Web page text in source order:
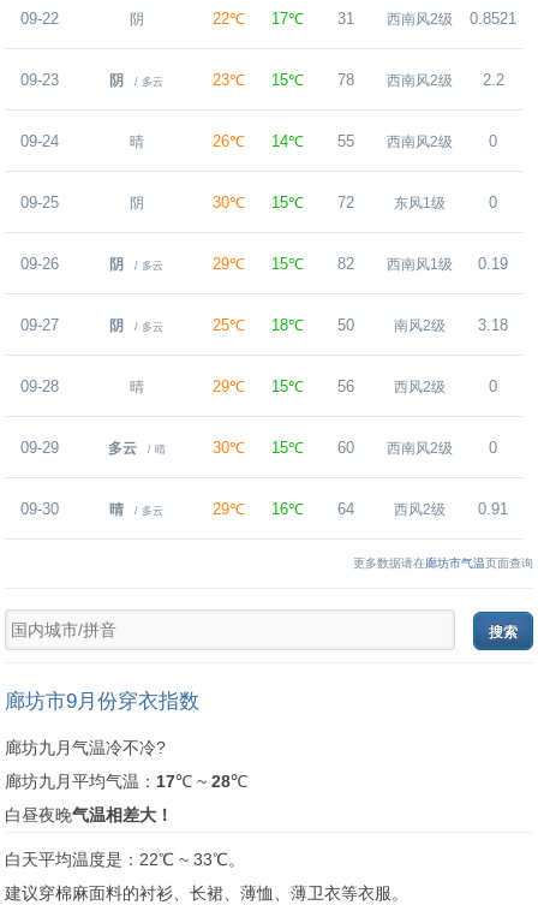
09-22 阴 22℃ 17℃ 31 西南风2级 0.8521
09-23 阴 / 多云 23℃ 15℃ 78 西南风2级 2.2
09-24 晴 26℃ 14℃ 55 西南风2级 0
09-25 阴 30℃ 15℃ 72 东风1级 0
09-26 阴 / 多云 29℃ 15℃ 82 西南风1级 0.19
09-27 阴 / 多云 25℃ 18℃ 50 南风2级 3.18
09-28 晴 29℃ 15℃ 56 西风2级 0
09-29 多云 / 晴 30℃ 15℃ 60 西南风2级 0
09-30 晴 / 多云 29℃ 16℃ 64 西风2级 0.91
更多数据请在廊坊市气温页面查询
廊坊市9月份穿衣指数
廊坊九月气温冷不冷?
廊坊九月平均气温： 17℃ ~ 28℃
白昼夜晚气温相差大！
白天平均温度是：22℃ ~ 33℃。
建议穿棉麻面料的衬衫、长裙、薄恤、薄卫衣等衣服。